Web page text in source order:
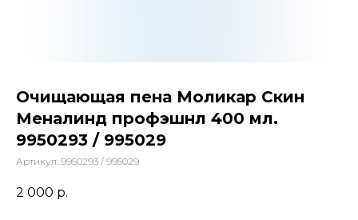
Очищающая пена Моликар Скин
Меналинд профэшнл 400 мл.
9950293 / 995029
Артикул: 9950293 / 995029
2 000 р.